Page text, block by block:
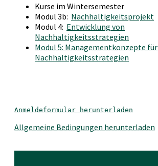
Kurse im Wintersemester
Modul 3b: Nachhaltigkeitsprojekt
Modul 4: Entwicklung von
Nachhaltigkeitsstrategien
Modul 5: Managementkonzepte für
Nachhaltigkeitsstrategien
Anmeldeformular herunterladen
Allgemeine Bedingungen herunterladen